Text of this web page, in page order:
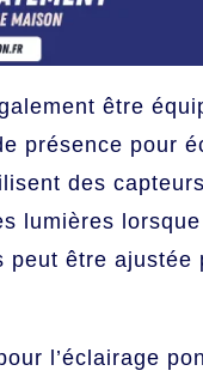
être
présence pour
des
lumières lorsque
être ajustée
l’éclairage